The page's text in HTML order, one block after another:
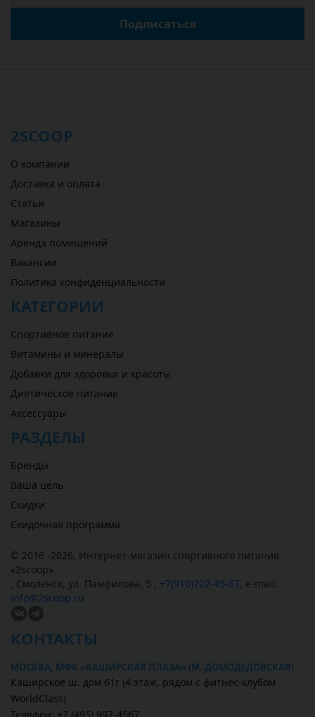
Подписаться
2SCOOP
О компании
Доставка и оплата
Статьи
Магазины
Аренда помещений
Вакансии
Политика конфиденциальности
КАТЕГОРИИ
Спортивное питание
Витамины и минералы
Добавки для здоровья и красоты
Диетическое питание
Аксессуары
РАЗДЕЛЫ
Бренды
Ваша цель
Скидки
Скидочная программа
© 2016 -2026, Интернет-магазин спортивного питания
«2scoop»
, Смоленск, ул. Памфилова, 5 , +7(910)722-45-67, e-mail:
info@2scoop.ru
КОНТАКТЫ
МОСКВА, МФК «КАШИРСКАЯ ПЛАЗА» (М. ДОМОДЕДОВСКАЯ)
Каширское ш. дом 61г (4 этаж, рядом с фитнес-клубом
WorldClass)